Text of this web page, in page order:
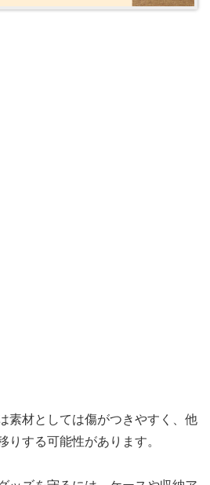
素材としては傷がつきやすく、他
りする可能性があります。